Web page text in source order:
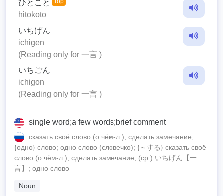
ひとこと Top
hitokoto
いちげん
ichigen
(Reading only for 一言 )
いちごん
ichigon
(Reading only for 一言 )
single word;a few words;brief comment
сказать своё слово (о чём-л.), сделать замечание;
{одно} слово; одно слово (словечко); {～する} сказать своё
слово (о чём-л.), сделать замечание; (ср.) いちげん【一
言】; одно слово
Noun